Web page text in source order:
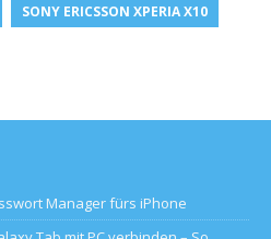
SONY ERICSSON XPERIA X10
Manager fürs iPhone